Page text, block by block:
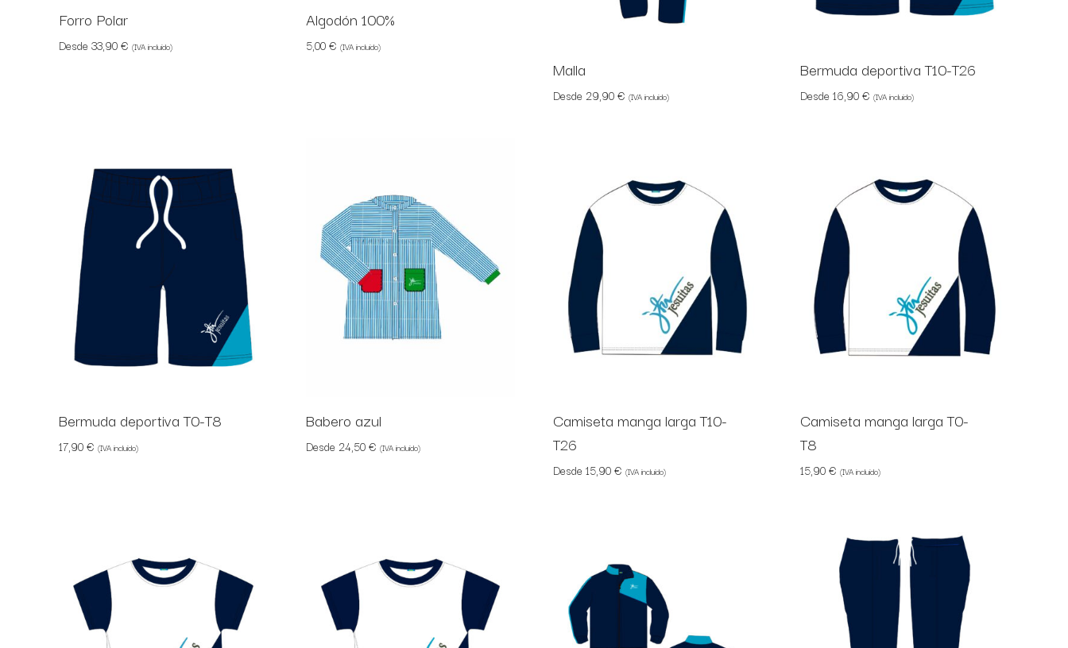
Forro Polar
Desde 33,90€ (IVA incluido)
Algodón 100%
5,00€ (IVA incluido)
Malla
Desde 29,90€ (IVA incluido)
Bermuda deportiva T10-T26
Desde 16,90€ (IVA incluido)
Bermuda deportiva T0-T8
17,90€ (IVA incluido)
Babero azul
Desde 24,50€ (IVA incluido)
Camiseta manga larga T10-
T26
Desde 15,90€ (IVA incluido)
Camiseta manga larga T0-
T8
15,90€ (IVA incluido)